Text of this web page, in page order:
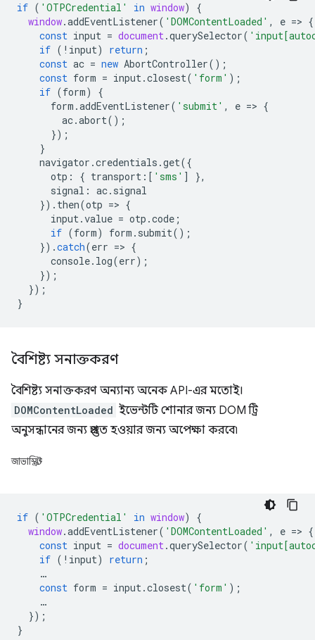
if ( 'OTPCredential' in window)
{
window.addEventListener( 'DOMContentLoaded' , e => {
const input = document.querySelector(
if ( ! input) return ;
const ac = new AbortController();
const form = input.closest( 'form' );
if (form)
{
form .addEventListener( 'submit' , e => {
ac.abort();
});
}
navigator .credentials .get({
otp : { transport : [ 'sms' ]
},
signal : ac. signal
}). then(otp => {
input.value = otp .code ;
if (form) form . submit();
}).catch(err => {
console. log(err);
});
});
}
বৈশিষ্ট্য সনাক্তকরণ
বৈশিষ্ট্য সনাক্তকরণ অন্যান্য অনেক API-এর মতোই।
DOMContentLoaded ইভেন্টটি শোনার জন্য DOM ট্রি
অনুসন্ধানের জন্য প্রস্তুত হওয়ার জন্য অপেক্ষা করবে৷
জাভাস্ক্রিপ্ট
if ( 'OTPCredential' in window)
{
window.addEventListener( 'DOMContentLoaded' , e => {
const input = document.querySelector(
if ( ! input) return ;
…
const form = input.closest( 'form' );
…
});
}